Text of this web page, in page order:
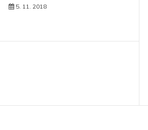
5. 11. 2018